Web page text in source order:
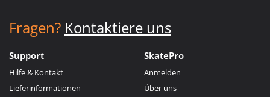
Fragen? Kontaktiere uns
Support
Hilfe & Kontakt
Lieferinformationen
SkatePro
Anmelden
Über uns